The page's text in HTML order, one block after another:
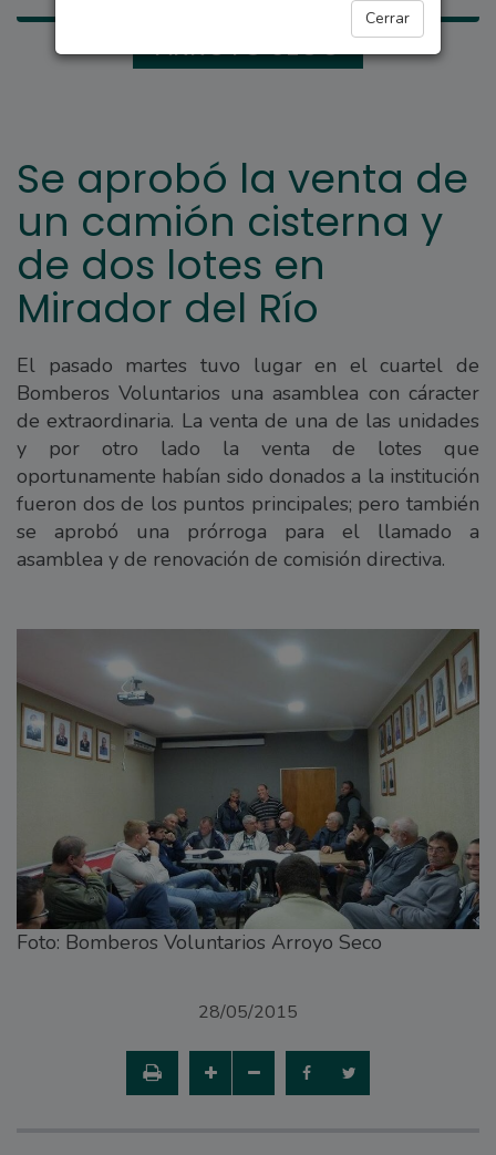
Cerrar
ARROYO SECO
Se aprobó la venta de
un camión cisterna y
de dos lotes en
Mirador del Río
El pasado martes tuvo lugar en el cuartel de
Bomberos Voluntarios una asamblea con cáracter
de extraordinaria. La venta de una de las unidades
y por otro lado la venta de lotes que
oportunamente habían sido donados a la institución
fueron dos de los puntos principales; pero también
se aprobó una prórroga para el llamado a
asamblea y de renovación de comisión directiva.
Foto: Bomberos Voluntarios Arroyo Seco
28/05/2015